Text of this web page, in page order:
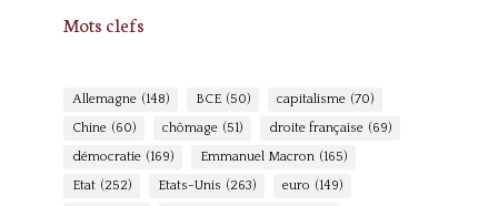
Mots clefs
Allemagne (148) BCE (50) capitalisme (70)
Chine (60) chômage (51) droite française (69)
démocratie (169) Emmanuel Macron (165)
Etat (252) Etats-Unis (263) euro (149)